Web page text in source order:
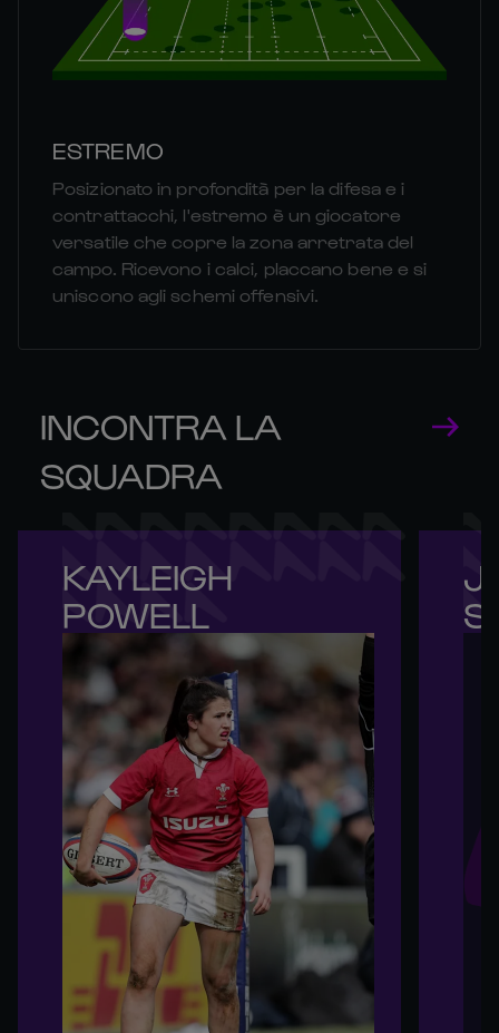
ESTREMO
Posizionato in profondità per la difesa e i
contrattacchi, l'estremo è un giocatore
versatile che copre la zona arretrata del
campo. Ricevono i calci, placcano bene e si
uniscono agli schemi offensivi.
INCONTRA LA
SQUADRA
KAYLEIGH
POWELL